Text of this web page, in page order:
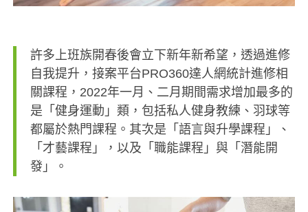
許多上班族開春後會立下新年新希望，透過進修
自我提升，接案平台PRO360達人網統計進修相
關課程，2022年一月、二月期間需求增加最多的
是「健身運動」類，包括私人健身教練、羽球等
都屬於熱門課程。其次是「語言與升學課程」、
「才藝課程」，以及「職能課程」與「潛能開
發」。